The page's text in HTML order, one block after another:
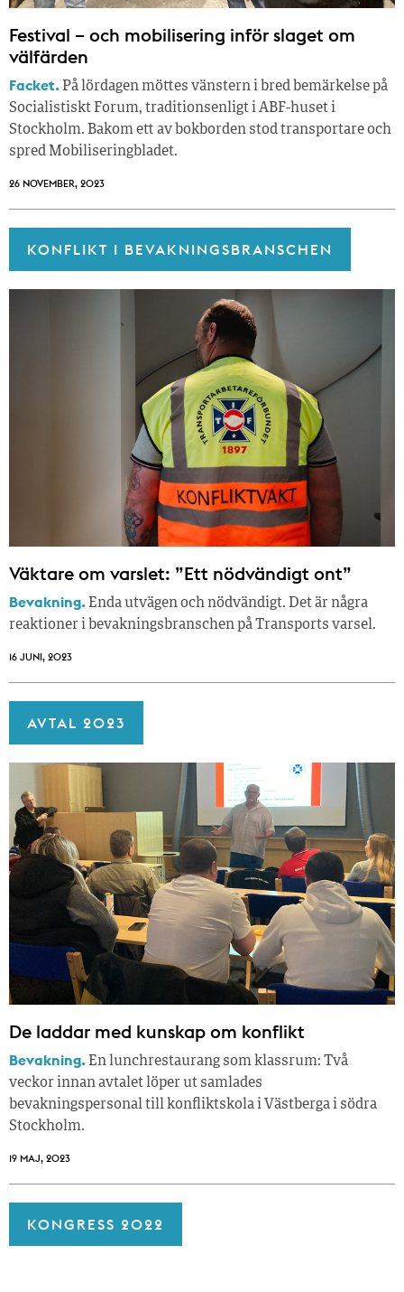
Festival – och mobilisering inför slaget om
välfärden
Facket. På lördagen möttes vänstern i bred bemärkelse på
Socialistiskt Forum, traditionsenligt i ABF-huset i
Stockholm. Bakom ett av bokborden stod transportare och
spred Mobiliseringbladet.
26 NOVEMBER, 2023
KONFLIKT I BEVAKNINGSBRANSCHEN
Väktare om varslet: ”Ett nödvändigt ont”
Bevakning. Enda utvägen och nödvändigt. Det är några
reaktioner i bevakningsbranschen på Transports varsel.
16 JUNI, 2023
AVTAL 2023
De laddar med kunskap om konflikt
Bevakning. En lunchrestaurang som klassrum: Två
veckor innan avtalet löper ut samlades
bevakningspersonal till konfliktskola i Västberga i södra
Stockholm.
19 MAJ, 2023
KONGRESS 2022